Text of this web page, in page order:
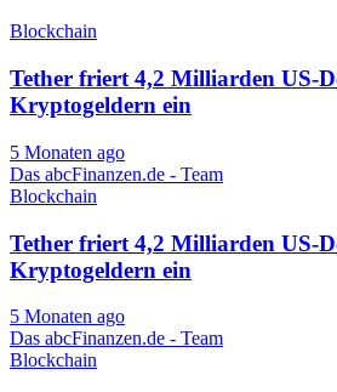
Blockchain
Tether friert 4,2 Milliarden US-
Kryptogeldern ein
5 Monaten ago
Das abcFinanzen.de - Team
Blockchain
Tether friert 4,2 Milliarden US-
Kryptogeldern ein
5 Monaten ago
Das abcFinanzen.de - Team
Blockchain